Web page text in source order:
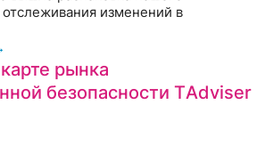
изменений в
рынка
безопасности ТAdviser